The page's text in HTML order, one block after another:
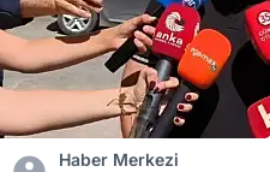
Haber Merkezi